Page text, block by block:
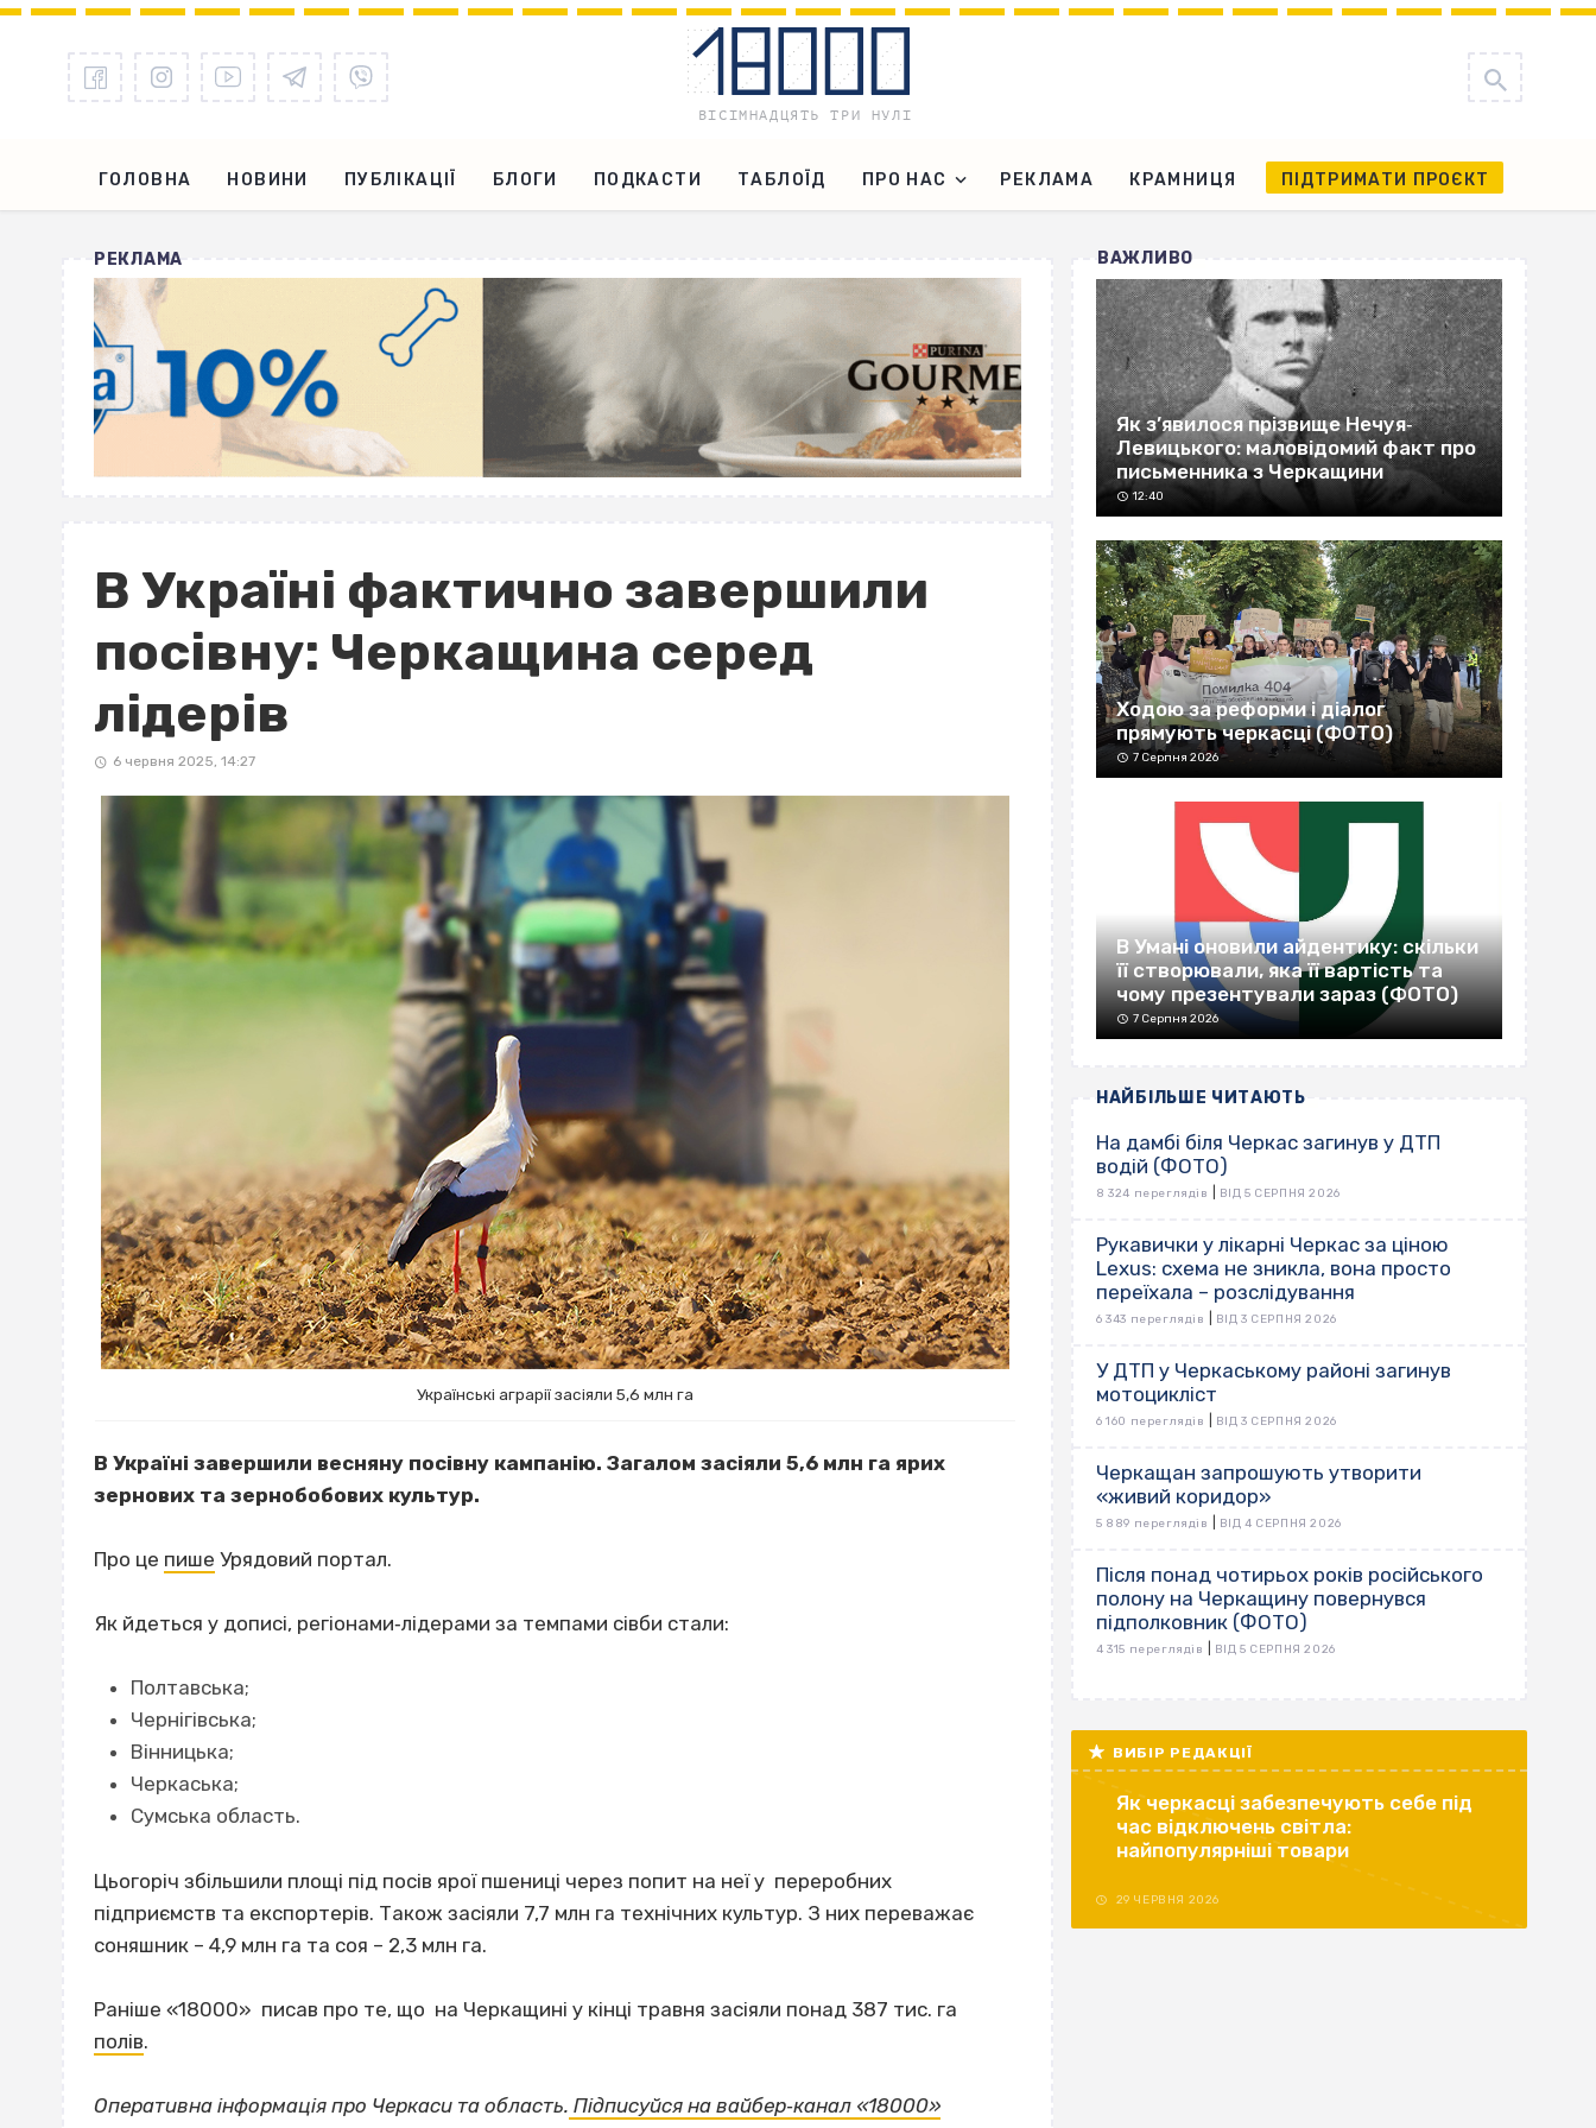
ГОЛОВНА НОВИНИ ПУБЛІКАЦІЇ БЛОГИ ПОДКАСТИ ТАБЛОЇД ПРО НАС РЕКЛАМА КРАМНИЦЯ ПІДТРИМАТИ ПРОЄКТ
РЕКЛАМА
В Україні фактично завершили
посівну: Черкащина серед
лідерів
6 червня 2025, 14:27
Українські аграрії засіяли 5,6 млн га
В Україні завершили весняну посівну кампанію. Загалом засіяли 5,6 млн га ярих
зернових та зернобобових культур.
Про це пише Урядовий портал.
Як йдеться у дописі, регіонами‐лідерами за темпами сівби стали:
Полтавська;
Чернігівська;
Вінницька;
Черкаська;
Сумська область.
Цьогоріч збільшили площі під посів ярої пшениці через попит на неї у переробних
підприємств та експортерів. Також засіяли 7,7 млн га технічних культур. З них переважає
соняшник – 4,9 млн га та соя – 2,3 млн га.
Раніше «18000» писав про те, що на Черкащині у кінці травня засіяли понад 387 тис. га
полів.
Оперативна інформація про Черкаси та область. Підписуйся на вайбер‐канал «18000»
ВАЖЛИВО
Як з’явилося прізвище Нечуя‐
Левицького: маловідомий факт про
письменника з Черкащини
12:40
Ходою за реформи і діалог
прямують черкасці (ФОТО)
7 Серпня 2026
В Умані оновили айдентику: скільки
її створювали, яка її вартість та
чому презентували зараз (ФОТО)
7 Серпня 2026
НАЙБІЛЬШЕ ЧИТАЮТЬ
На дамбі біля Черкас загинув у ДТП
водій (ФОТО)
8 324 переглядів ВІД 5 СЕРПНЯ 2026
Рукавички у лікарні Черкас за ціною
Lexus: схема не зникла, вона просто
переїхала – розслідування
6 343 переглядів ВІД 3 СЕРПНЯ 2026
У ДТП у Черкаському районі загинув
мотоцикліст
6 160 переглядів ВІД 3 СЕРПНЯ 2026
Черкащан запрошують утворити
«живий коридор»
5 889 переглядів ВІД 4 СЕРПНЯ 2026
Після понад чотирьох років російського
полону на Черкащину повернувся
підполковник (ФОТО)
4 315 переглядів ВІД 5 СЕРПНЯ 2026
ВИБІР РЕДАКЦІЇ
Як черкасці забезпечують себе під
час відключень світла:
найпопулярніші товари
29 ЧЕРВНЯ 2026